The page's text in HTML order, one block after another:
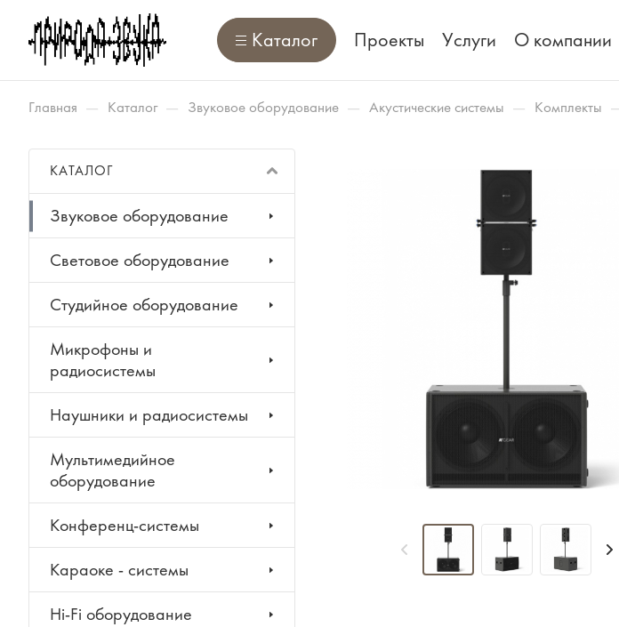
Каталог Проекты Услуги О компании
Главная — Каталог — Звуковое оборудование — Акустические системы — Комплекты
КАТАЛОГ
Звуковое оборудование
Световое оборудование
Студийное оборудование
Микрофоны и
радиосистемы
Наушники и радиосистемы
Мультимедийное
оборудование
Конференц-системы
Караоке - системы
Hi-Fi оборудование